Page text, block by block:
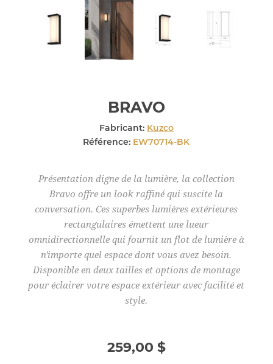
BRAVO
Fabricant: Kuzco
Référence: EW70714-BK
Présentation digne de la lumière, la collection
Bravo offre un look raffiné qui suscite la
conversation. Ces superbes lumières extérieures
rectangulaires émettent une lueur
omnidirectionnelle qui fournit un flot de lumière à
n'importe quel espace dont vous avez besoin.
Disponible en deux tailles et options de montage
pour éclairer votre espace extérieur avec facilité et
style.
259,00 $